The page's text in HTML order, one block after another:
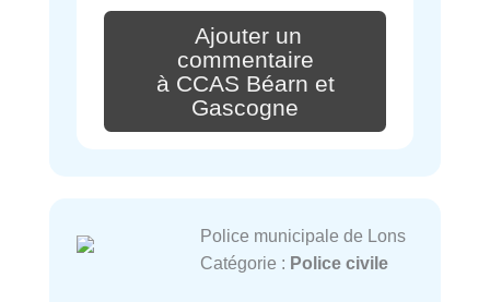
Ajouter un
commentaire
à CCAS Béarn et
Gascogne
Police municipale de Lons
Catégorie : Police civile